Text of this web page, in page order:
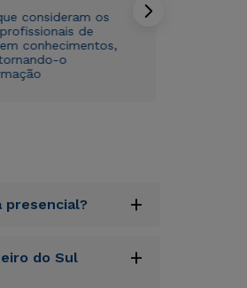
consideram os
de
conhecimentos,
o
presencial? +
vitae dicta
do Sul +
aPolítica de Privacidade.
aPolítica de Privacidade.